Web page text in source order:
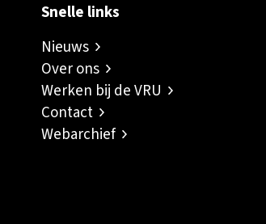
Snelle links
Nieuws
Over ons
Werken bij de VRU
Contact
Webarchief